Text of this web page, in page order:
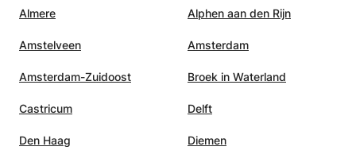
Almere Alphen aan den Rijn
Amstelveen Amsterdam
Amsterdam-Zuidoost Broek in Waterland
Castricum Delft
Den Haag Diemen